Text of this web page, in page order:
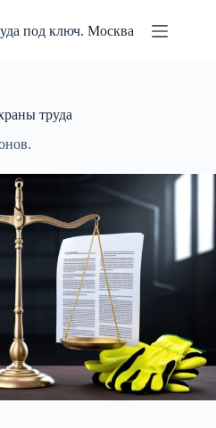
под ключ. Москва
труда